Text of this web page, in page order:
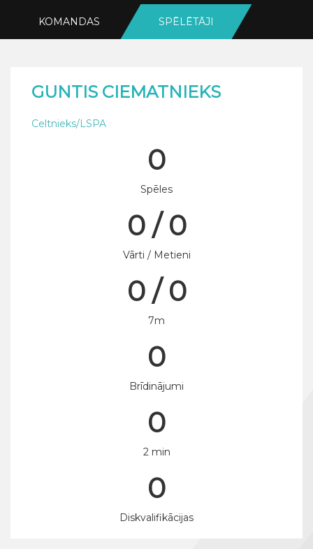
KOMANDAS SPĒLĒTĀJI
GUNTIS CIEMATNIEKS
Celtnieks/LSPA
0
Spēles
0 / 0
Vārti / Metieni
0 / 0
7m
0
Brīdinājumi
0
2 min
0
Diskvalifikācijas